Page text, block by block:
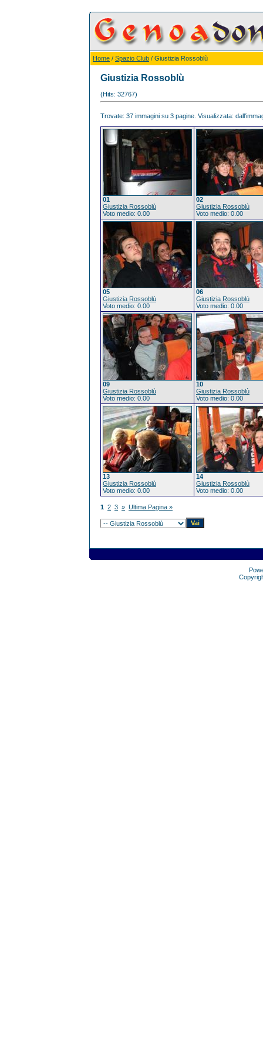
Home / Spazio Club / Giustizia Rossoblù
Giustizia Rossoblù
(Hits: 32767)
Trovate: 37 immagini su 3 pagine. Visualizzata:
01
Giustizia Rossoblù
Voto medio: 0.00
02
Giustizia Rossoblù
Voto medio: 0.00
05
Giustizia Rossoblù
Voto medio: 0.00
06
Giustizia Rossoblù
Voto medio: 0.00
09
Giustizia Rossoblù
Voto medio: 0.00
10
Giustizia Rossoblù
Voto medio: 0.00
13
Giustizia Rossoblù
Voto medio: 0.00
14
Giustizia Rossoblù
Voto medio: 0.00
1 2 3 » Ultima Pagina »